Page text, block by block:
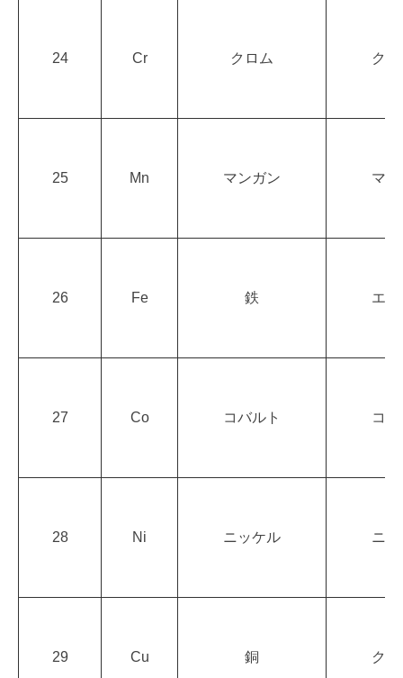
24 Cr クロム ク
25 Mn マンガン マ
26 Fe 鉄 エ
27 Co コバルト コ
28 Ni ニッケル ニ
29 Cu 銅 ク